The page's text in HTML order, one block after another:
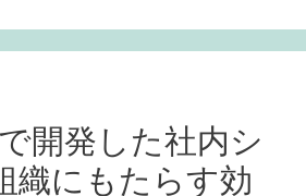
開発した社内シ
織にもたらす効